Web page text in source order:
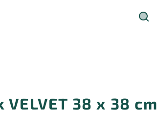
VELVET 38 x 38 cm